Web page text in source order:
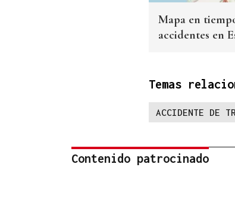
Mapa en
accidentes en
Temas
ACCIDENTE DE
Contenido patrocinado